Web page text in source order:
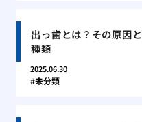
出っ歯とは？その原因と
種類
2025.06.30
未分類